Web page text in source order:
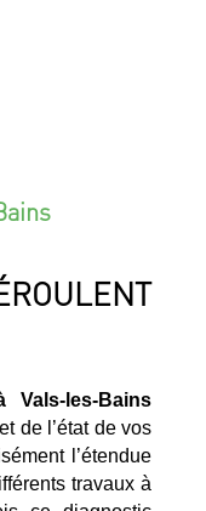
Vals-les-Bains
de l’état de vos
l’étendue
travaux à